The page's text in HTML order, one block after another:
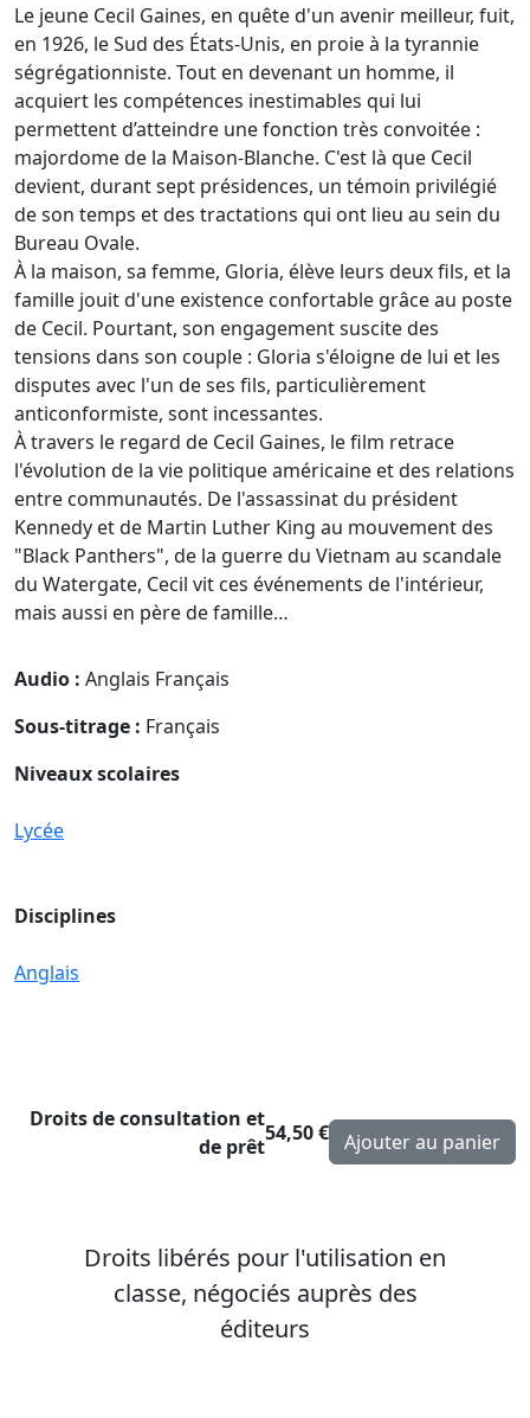
Le jeune Cecil Gaines, en quête d'un avenir meilleur, fuit,
en 1926, le Sud des États-Unis, en proie à la tyrannie
ségrégationniste. Tout en devenant un homme, il
acquiert les compétences inestimables qui lui
permettent d’atteindre une fonction très convoitée :
majordome de la Maison-Blanche. C'est là que Cecil
devient, durant sept présidences, un témoin privilégié
de son temps et des tractations qui ont lieu au sein du
Bureau Ovale.
À la maison, sa femme, Gloria, élève leurs deux fils, et la
famille jouit d'une existence confortable grâce au poste
de Cecil. Pourtant, son engagement suscite des
tensions dans son couple : Gloria s'éloigne de lui et les
disputes avec l'un de ses fils, particulièrement
anticonformiste, sont incessantes.
À travers le regard de Cecil Gaines, le film retrace
l'évolution de la vie politique américaine et des relations
entre communautés. De l'assassinat du président
Kennedy et de Martin Luther King au mouvement des
"Black Panthers", de la guerre du Vietnam au scandale
du Watergate, Cecil vit ces événements de l'intérieur,
mais aussi en père de famille…
Audio : Anglais Français
Sous-titrage : Français
Niveaux scolaires
Lycée
Disciplines
Anglais
Droits de consultation et
de prêt
54,50 €
Droits libérés pour l'utilisation en
classe, négociés auprès des
éditeurs